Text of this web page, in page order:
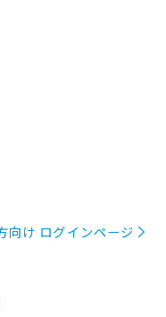
向け ログインページ